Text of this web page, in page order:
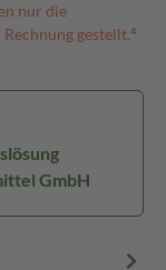
nur die
gestellt.⁴
GmbH